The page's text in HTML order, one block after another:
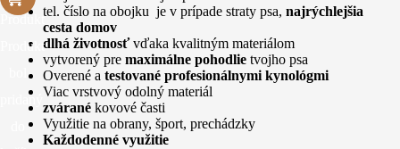
Produkt
Produkt
pridaný
tel. číslo na obojku je v prípade straty psa, najrýchlejšia
cesta domov
dlhá životnosťvďaka kvalitným materiálom
vytvorený pre maximálne pohodlie tvojho psa
Overené a testované profesionálnymi kynológmi
Viac vrstvový odolný materiál
zvárané kovové časti
Využitie na obrany, šport, prechádzky
Každodenné využitie